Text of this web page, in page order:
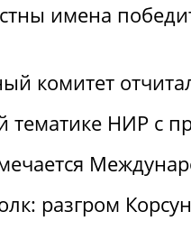
имена
комитет
тематике НИР с
разгром